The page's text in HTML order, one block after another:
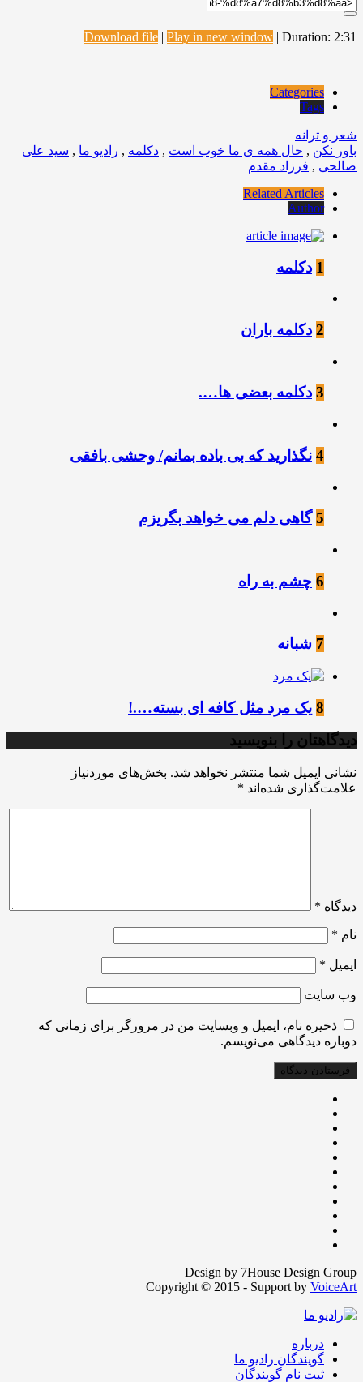
Download file | Play in new window | Duration: 2:31
Categories
Tags
شعر و ترانه
باور نکن , حال همه ی ما خوب است , دکلمه , رادیو ما , سید علی
صالحی , فرزاد مقدم
Related Articles
Author
1 دکلمه
2 دکلمه باران
3 دکلمه بعضی ها….
4 نگذارید که بی باده بمانم/ وحشی بافقی
5 گاهی دلم می خواهد بگریزم
6 چشم به راه
7 شبانه
8 یک مرد مثل کافه ای بسته….!
دیدگاهتان را بنویسید
نشانی ایمیل شما منتشر نخواهد شد. بخش‌های موردنیاز
علامت‌گذاری شده‌اند *
دیدگاه *
نام *
ایمیل *
وب‌ سایت
ذخیره نام، ایمیل و وبسایت من در مرورگر برای زمانی که
دوباره دیدگاهی می‌نویسم.
Design by 7House Design Group
Copyright © 2015 - Support by VoiceArt
درباره
گویندگان رادیو ما
ثبت نام گویندگان